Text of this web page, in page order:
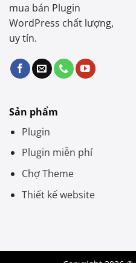
mua bán Plugin
WordPress chất lượng,
uy tín.
Sản phẩm
Plugin
Plugin miễn phí
Chợ Theme
Thiết kế website